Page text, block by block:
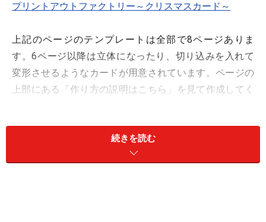
プリントアウトファクトリー～クリスマスカード～
上記のページのテンプレートは全部で8ページありま
す。6ページ以降は立体になったり、切り込みを入れて
変形させるようなカードが用意されています。ページの
上部にある「作り方の説明はこちら」を見て作成してく
続きを読む